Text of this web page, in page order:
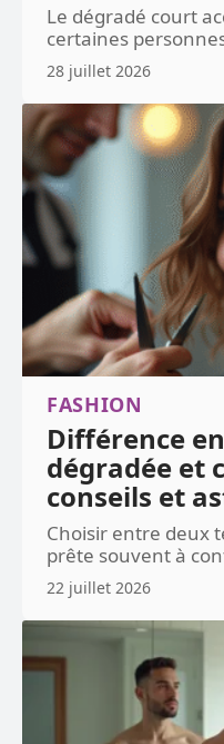
Le dégradé court
certaines
28 juillet 2026
FASHION
Différence
dégradée et
conseils et
Choisir entre deux
prête souvent à
22 juillet 2026